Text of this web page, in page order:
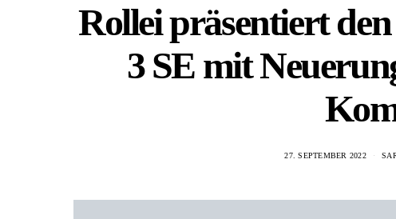
Rollei präsentiert
3 SE mit
27. SEPTEMBER 2022